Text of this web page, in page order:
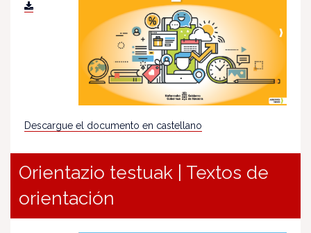
Descargue el documento en castellano
Orientazio testuak | Textos de
orientación